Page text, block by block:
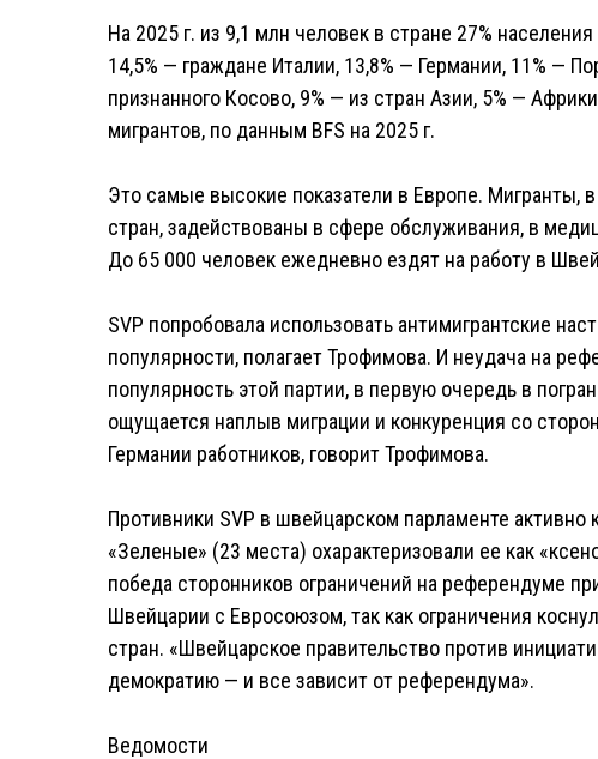
На 2025 г. из 9,1 млн человек в стране 27%
14,5% — граждане Италии, 13,8% — Германии, 11% —
признанного Косово, 9% — из стран Азии, 5% —
мигрантов, по данным BFS на 2025 г.
Это самые высокие показатели в Европе. Мигранты,
стран, задействованы в сфере обслуживания, в
До 65 000 человек ежедневно ездят на работу в
SVP попробовала использовать антимигрантские
популярности, полагает Трофимова. И неудача на
популярность этой партии, в первую очередь в
ощущается наплыв миграции и конкуренция со
Германии работников, говорит Трофимова.
Противники SVP в швейцарском парламенте активно
«Зеленые» (23 места) охарактеризовали ее как
победа сторонников ограничений на референдуме
Швейцарии с Евросоюзом, так как ограничения
стран. «Швейцарское правительство против
демократию — и все зависит от референдума».
Ведомости